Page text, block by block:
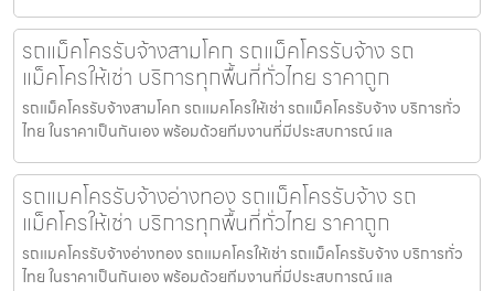
รถแม็คโครรับจ้างสามโคก รถแม็คโครรับจ้าง รถ
แม็คโครให้เช่า บริการทุกพื้นที่ทั่วไทย ราคาถูก
รถแม็คโครรับจ้างสามโคก รถแมคโครให้เช่า รถแม็คโครรับจ้าง บริการทั่ว
ไทย ในราคาเป็นกันเอง พร้อมด้วยทีมงานที่มีประสบการณ์ แล
รถแมคโครรับจ้างอ่างทอง รถแม็คโครรับจ้าง รถ
แม็คโครให้เช่า บริการทุกพื้นที่ทั่วไทย ราคาถูก
รถแมคโครรับจ้างอ่างทอง รถแมคโครให้เช่า รถแม็คโครรับจ้าง บริการทั่ว
ไทย ในราคาเป็นกันเอง พร้อมด้วยทีมงานที่มีประสบการณ์ แล